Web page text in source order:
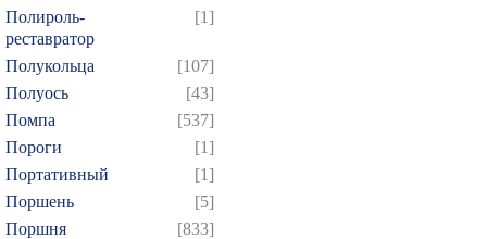
Полироль-
реставратор
[1]
Полукольца
[107]
Полуось
[43]
Помпа
[537]
Пороги
[1]
Портативный
[1]
Поршень
[5]
Поршня
[833]